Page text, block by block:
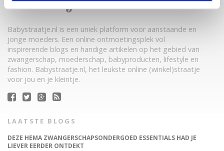
Babystraatje.nl is een uniek platform voor aanstaande en
jonge moeders. Een online ontmoetingsplek vol
inspirerende blogs en handige artikelen op het gebied van
zwangerschap, moederschap, babyproducten, lifestyle en
fashion. Babystraatje.nl, het leukste online (winkel)straatje
voor jou en je kleintje.
LAATSTE BLOGS
DEZE HEMA ZWANGERSCHAPSONDERGOED ESSENTIALS HAD JE
LIEVER EERDER ONTDEKT